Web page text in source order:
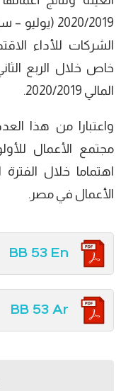
الشركات للأداء
المالي 2020/2019.
واعتبارا من هذا
مجتمع الأعمال
اهتماما خلال
الأعمال في مصر.
BB 53 En
BB 53 Ar